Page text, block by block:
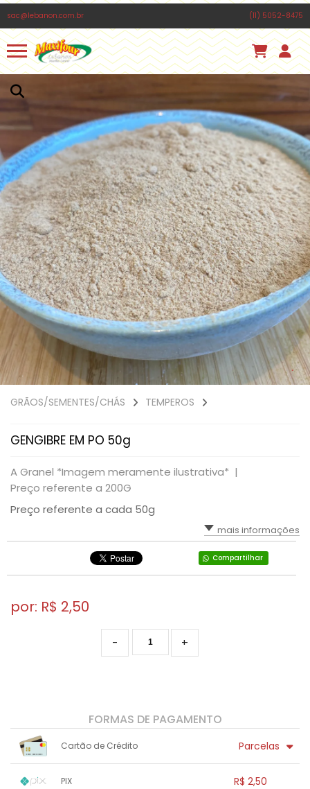
sac@lebanon.com.br (11) 5052-8475
GRÃOS/SEMENTES/CHÁS TEMPEROS
GENGIBRE EM PO 50g
A Granel *Imagem meramente ilustrativa* |
Preço referente a 200G
Preço referente a cada 50g
mais informações
Compartilhar
por: R$ 2,50
+
-
FORMAS DE PAGAMENTO
Cartão de Crédito Parcelas
PIX R$ 2,50
PÃO LIBANÊS TIPO FOLHA PEQUENO
MAXIFOUR 270G
Há 8 horas